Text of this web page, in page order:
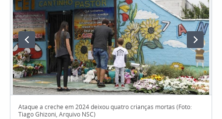
Ataque a creche em 2024 deixou quatro crianças mortas (Foto:
Tiago Ghizoni, Arquivo NSC)